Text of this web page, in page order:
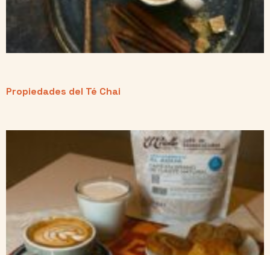
Propiedades del Té Chai